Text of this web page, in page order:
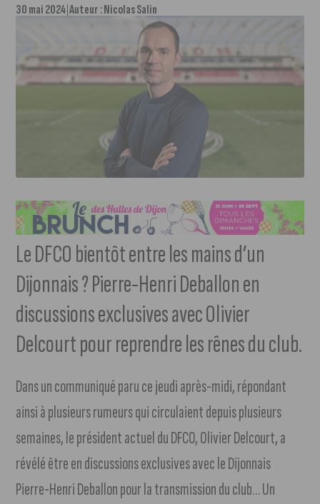
30 mai 2024 Auteur :Nicolas Salin
Le DFCO bientôt entre les mains d’un
Dijonnais ? Pierre-Henri Deballon en
discussions exclusives avec Olivier
Delcourt pour reprendre les rênes du club.
Dans un communiqué paru ce jeudi après-midi, répondant
ainsi à plusieurs rumeurs qui circulaient depuis plusieurs
semaines, le président actuel du DFCO, Olivier Delcourt, a
révélé être en discussions exclusives avec le Dijonnais
Pierre-Henri Deballon pour la transmission du club… Un